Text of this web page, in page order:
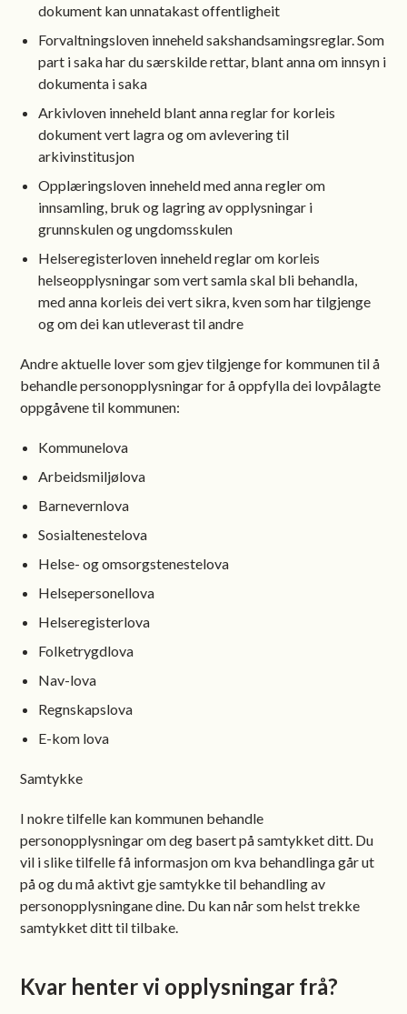
dokument kan unnatakast offentligheit
Forvaltningsloven inneheld sakshandsamingsreglar. Som
part i saka har du særskilde rettar, blant anna om innsyn i
dokumenta i saka
Arkivloven inneheld blant anna reglar for korleis
dokument vert lagra og om avlevering til
arkivinstitusjon
Opplæringsloven inneheld med anna regler om
innsamling, bruk og lagring av opplysningar i
grunnskulen og ungdomsskulen
Helseregisterloven inneheld reglar om korleis
helseopplysningar som vert samla skal bli behandla,
med anna korleis dei vert sikra, kven som har tilgjenge
og om dei kan utleverast til andre
Andre aktuelle lover som gjev tilgjenge for kommunen til å
behandle personopplysningar for å oppfylla dei lovpålagte
oppgåvene til kommunen:
Kommunelova
Arbeidsmiljølova
Barnevernlova
Sosialtenestelova
Helse- og omsorgstenestelova
Helsepersonellova
Helseregisterlova
Folketrygdlova
Nav-lova
Regnskapslova
E-kom lova
Samtykke
I nokre tilfelle kan kommunen behandle
personopplysningar om deg basert på samtykket ditt. Du
vil i slike tilfelle få informasjon om kva behandlinga går ut
på og du må aktivt gje samtykke til behandling av
personopplysningane dine. Du kan når som helst trekke
samtykket ditt til tilbake.
Kvar henter vi opplysningar frå?